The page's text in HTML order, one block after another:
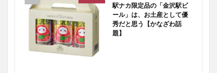
駅ナカ限定品の「金沢駅ビ
ール」は、お土産として優
秀だと思う【かなざわ話
題】